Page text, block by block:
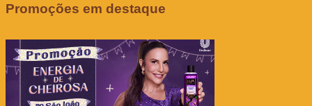
Promoções em destaque